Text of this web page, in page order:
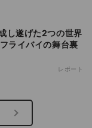
し遂げた2つの世界
ライバイの舞台裏
レポート